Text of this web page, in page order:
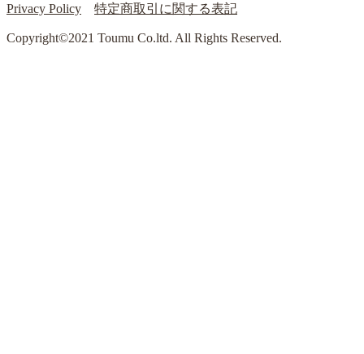
Privacy Policy 特定商取引に関する表記
Copyright©2021 Toumu Co.ltd. All Rights Reserved.